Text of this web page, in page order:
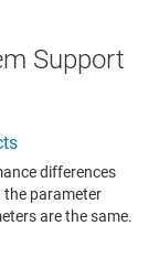
Support